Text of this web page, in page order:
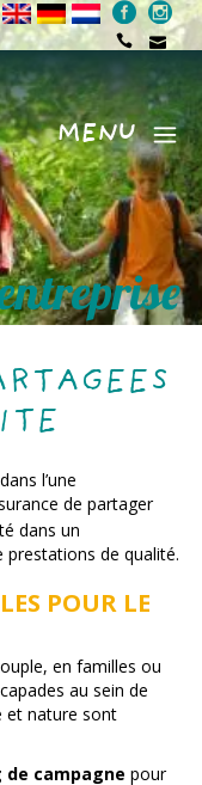
Menu
MENU
l’une
de partager
dans un
de qualité.
POUR LE
en familles ou
au sein de
et nature sont
de campagne pour